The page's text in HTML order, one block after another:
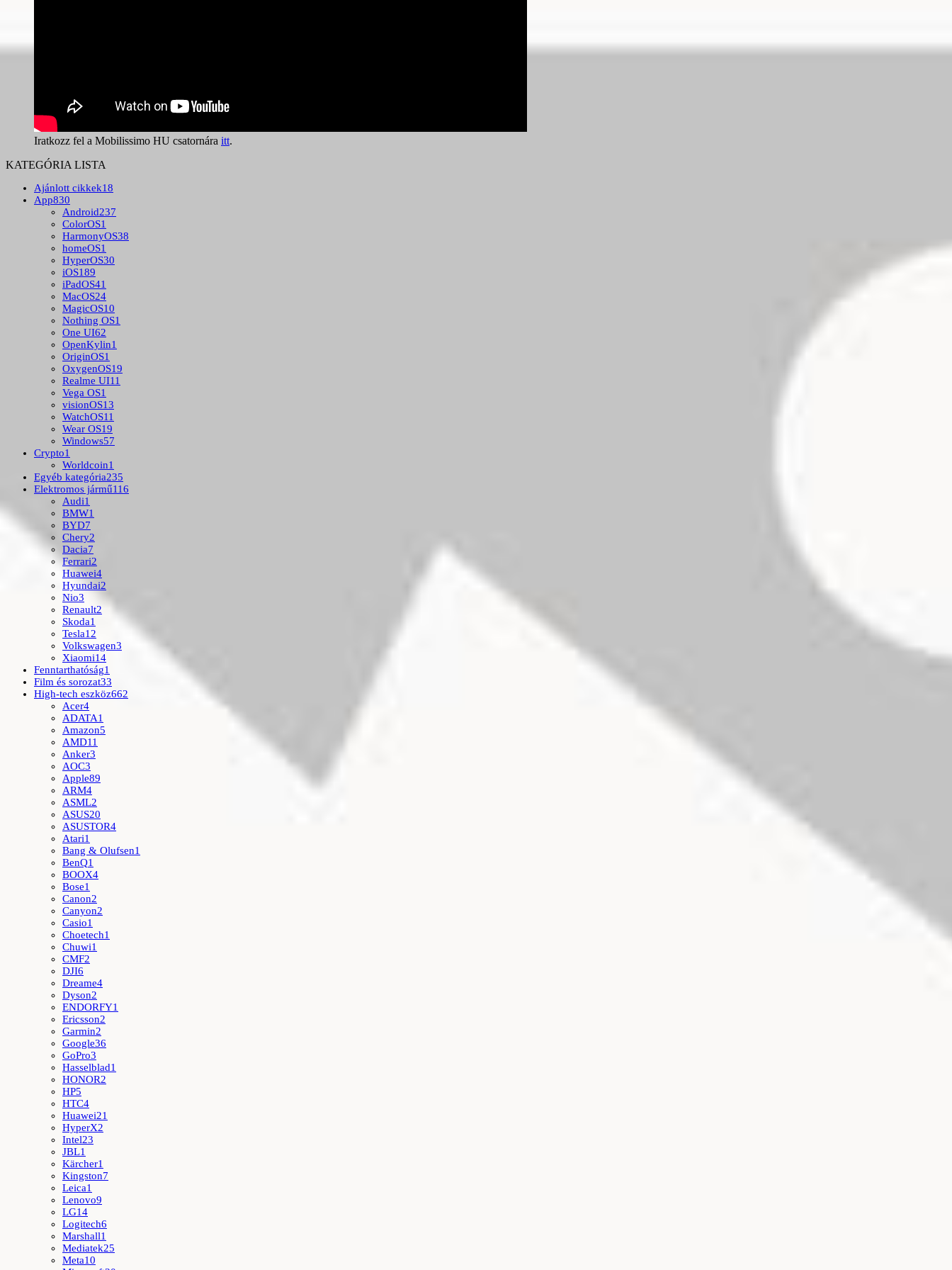
Iratkozz fel a Mobilissimo HU csatornára itt.
KATEGÓRIA LISTA
Ajánlott cikkek18
App830
Android237
ColorOS1
HarmonyOS38
homeOS1
HyperOS30
iOS189
iPadOS41
MacOS24
MagicOS10
Nothing OS1
One UI62
OpenKylin1
OriginOS1
OxygenOS19
Realme UI11
Vega OS1
visionOS13
WatchOS11
Wear OS19
Windows57
Crypto1
Worldcoin1
Egyéb kategória235
Elektromos jármű116
Audi1
BMW1
BYD7
Chery2
Dacia7
Ferrari2
Huawei4
Hyundai2
Nio3
Renault2
Skoda1
Tesla12
Volkswagen3
Xiaomi14
Fenntarthatóság1
Film és sorozat33
High-tech eszköz662
Acer4
ADATA1
Amazon5
AMD11
Anker3
AOC3
Apple89
ARM4
ASML2
ASUS20
ASUSTOR4
Atari1
Bang & Olufsen1
BenQ1
BOOX4
Bose1
Canon2
Canyon2
Casio1
Choetech1
Chuwi1
CMF2
DJI6
Dreame4
Dyson2
ENDORFY1
Ericsson2
Garmin2
Google36
GoPro3
Hasselblad1
HONOR2
HP5
HTC4
Huawei21
HyperX2
Intel23
JBL1
Kärcher1
Kingston7
Leica1
Lenovo9
LG14
Logitech6
Marshall1
Mediatek25
Meta10